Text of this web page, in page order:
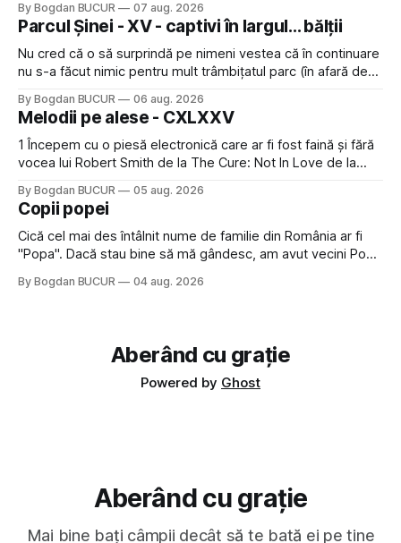
lăsat rece la prima vedere, după care m-a făcut să mă
îndrăgostesc de el. Nu mi-a plăcut faptul
By Bogdan BUCUR 07 aug. 2026
Parcul Șinei - XV - captivi în largul... bălții
Nu cred că o să surprindă pe nimeni vestea că în continuare
nu s-a făcut nimic pentru mult trâmbițatul parc (în afară de
timp pui și latră prin gard la lumea care trece prin zonă). Am
avut, în schimb, o belea
By Bogdan BUCUR 06 aug. 2026
Melodii pe alese - CXLXXV
1 Începem cu o piesă electronică care ar fi fost faină și fără
vocea lui Robert Smith de la The Cure: Not In Love de la
a dovedit că jumătatea masculină a acelui duo era cam
dubioasă...) 2. Băgăm la
By Bogdan BUCUR 05 aug. 2026
Copii popei
Cică cel mai des întâlnit nume de familie din România ar fi
"Popa". Dacă stau bine să mă gândesc, am avut vecini Popa
Dexonline spune de etimologia termenului de popă că ar
By Bogdan BUCUR 04 aug. 2026
Aberând cu grație
Powered by Ghost
Aberând cu grație
Mai bine bați câmpii decât să te bată ei pe tine